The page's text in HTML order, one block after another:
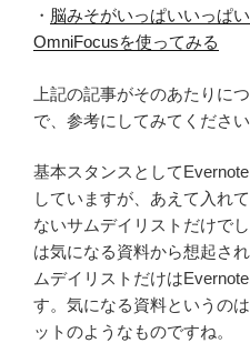
・ 脳みそがいっぱいいっぱ
OmniFocusを使ってみる
上記の記事がそのあたりに
で、参考にしてみてください
基本スタンスとして
していますが、あえて入れ
ないサムデイリストだけで
は気になる資料から想起さ
ムデイリストだけは
す。気になる資料というの
ットのようなものですね。